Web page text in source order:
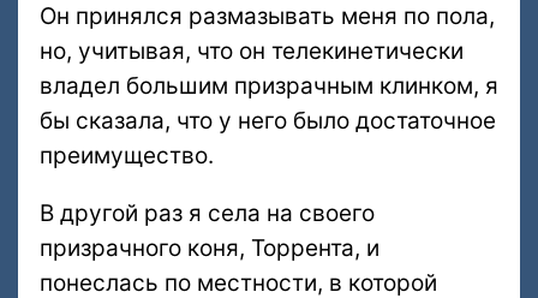
Он принялся размазывать меня по пола,
но, учитывая, что он телекинетически
владел большим призрачным клинком, я
бы сказала, что у него было достаточное
преимущество.
В другой раз я села на своего
призрачного коня, Торрента, и
понеслась по местности, в которой